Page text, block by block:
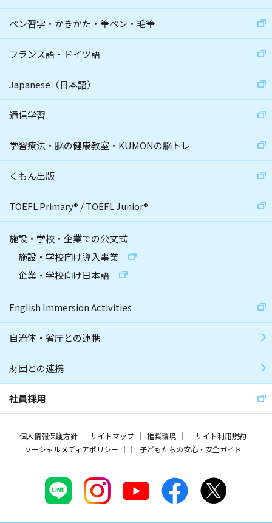
ペン習字・かきかた・筆ペン・毛筆
フランス語・ドイツ語
Japanese（日本語）
通信学習
学習療法・脳の健康教室・KUMONの脳トレ
くもん出版
TOEFL Primary® /TOEFL Junior®
施設・学校・企業での公文式
施設・学校向け導入事業
企業・学校向け日本語
English Immersion Activities
自治体・省庁との連携
財団との連携
社員採用
個人情報保護方針 サイトマップ 推奨環境
サイト利用規約
ソーシャルメディアポリシー
子どもたちの安心・安全ガイド